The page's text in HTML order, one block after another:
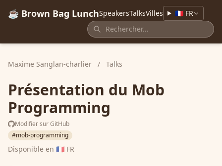
☕ Brown Bag LunchSpeakersTalksVilles 🇫🇷 FR
Maxime Sanglan-charlier / Talks
Présentation du Mob
Programming
Modifier sur GitHub
#mob-programming
Disponible en 🇫🇷 FR